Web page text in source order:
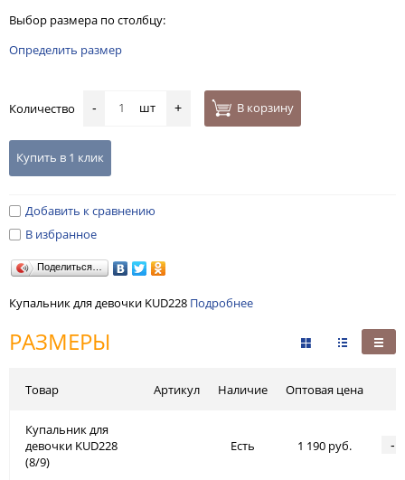
Выбор размера по столбцу:
Определить размер
Количество - шт + В корзину
Купить в 1 клик
Добавить к сравнению
В избранное
Поделиться…
Купальник для девочки KUD228 Подробнее
РАЗМЕРЫ
Товар
Купальник для
девочки KUD228
(8/9)
Артикул Наличие Оптовая цена
Есть 1 190 руб. -